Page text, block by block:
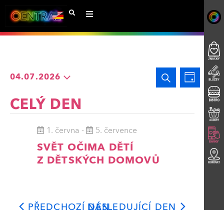
hledání
HledatDen
04.07.2026
datum.
CELÝ DEN
1. června - 5. července
SVĚT OČIMA DĚTÍ
Z DĚTSKÝCH DOMOVŮ
PŘEDCHOZÍ DENNÁSLEDUJÍCÍ DEN